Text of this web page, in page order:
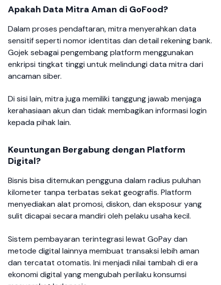
Apakah Data Mitra Aman di GoFood?
Dalam proses pendaftaran, mitra menyerahkan data
sensitif seperti nomor identitas dan detail rekening bank.
Gojek sebagai pengembang platform menggunakan
enkripsi tingkat tinggi untuk melindungi data mitra dari
ancaman siber.
Di sisi lain, mitra juga memiliki tanggung jawab menjaga
kerahasiaan akun dan tidak membagikan informasi login
kepada pihak lain.
Keuntungan Bergabung dengan Platform
Digital?
Bisnis bisa ditemukan pengguna dalam radius puluhan
kilometer tanpa terbatas sekat geografis. Platform
menyediakan alat promosi, diskon, dan eksposur yang
sulit dicapai secara mandiri oleh pelaku usaha kecil.
Sistem pembayaran terintegrasi lewat GoPay dan
metode digital lainnya membuat transaksi lebih aman
dan tercatat otomatis. Ini menjadi nilai tambah di era
ekonomi digital yang mengubah perilaku konsumsi